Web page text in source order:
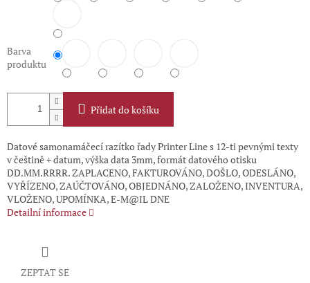
Barva
produktu
Přidat do košíku
Datové samonamáčecí razítko řady Printer Line s 12-ti pevnými texty
v češtině + datum, výška data 3mm, formát datového otisku
DD.MM.RRRR. ZAPLACENO, FAKTUROVÁNO, DOŠLO, ODESLÁNO,
VYŘÍZENO, ZAÚČTOVÁNO, OBJEDNÁNO, ZALOŽENO, INVENTURA,
VLOŽENO, UPOMÍNKA, E-M@IL DNE
Detailní informace
ZEPTAT SE